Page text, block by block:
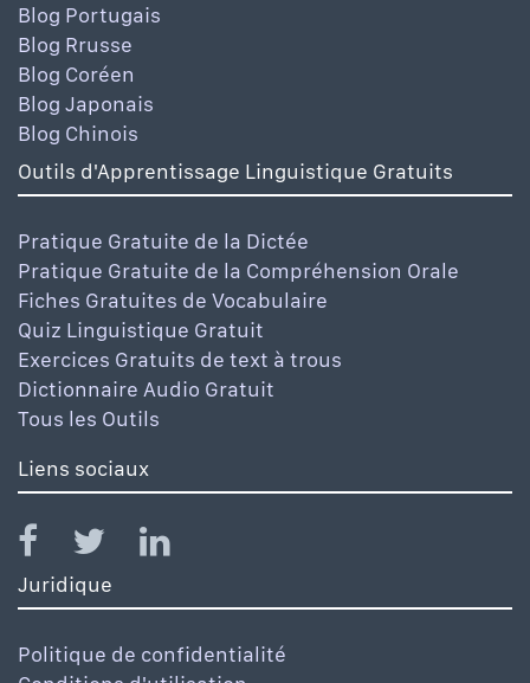
Blog Portugais
Blog Rrusse
Blog Coréen
Blog Japonais
Blog Chinois
Outils d'Apprentissage Linguistique Gratuits
Pratique Gratuite de la Dictée
Pratique Gratuite de la Compréhension Orale
Fiches Gratuites de Vocabulaire
Quiz Linguistique Gratuit
Exercices Gratuits de text à trous
Dictionnaire Audio Gratuit
Tous les Outils
Liens sociaux
Juridique
Politique de confidentialité